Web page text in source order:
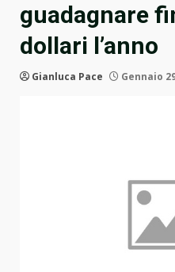
guadagnare
dollari l’anno
Gianluca Pace Gennaio